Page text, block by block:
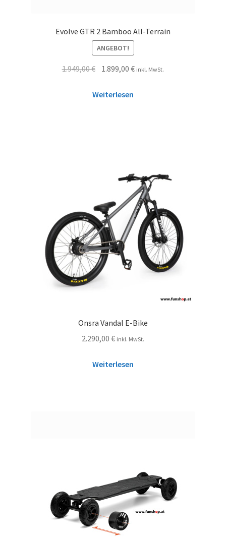
Evolve GTR 2 Bamboo All-Terrain
ANGEBOT!
1.949,00€ 1.899,00€ inkl. MwSt.
Weiterlesen
Onsra Vandal E-Bike
2.290,00 € inkl. MwSt.
Weiterlesen